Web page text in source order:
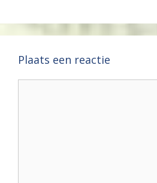
Plaats een reactie